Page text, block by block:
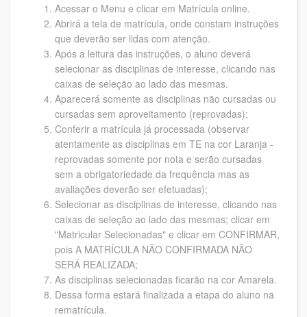
Acessar o Menu e clicar em Matrícula online.
Abrirá a tela de matrícula, onde constam instruções
que deverão ser lidas com atenção.
Após a leitura das instruções, o aluno deverá
selecionar as disciplinas de interesse, clicando nas
caixas de seleção ao lado das mesmas.
Aparecerá somente as disciplinas não cursadas ou
cursadas sem aproveitamento (reprovadas);
Conferir a matrícula já processada (observar
atentamente as disciplinas em TE na cor Laranja -
reprovadas somente por nota e serão cursadas
sem a obrigatoriedade da frequência mas as
avaliações deverão ser efetuadas);
Selecionar as disciplinas de interesse, clicando nas
caixas de seleção ao lado das mesmas; clicar em
"Matricular Selecionadas" e clicar em CONFIRMAR,
pois A MATRÍCULA NÃO CONFIRMADA NÃO
SERÁ REALIZADA;
As disciplinas selecionadas ficarão na cor Amarela.
Dessa forma estará finalizada a etapa do aluno na
rematrícula.